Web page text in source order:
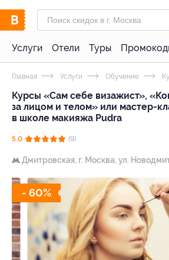
Услуги Отели Туры
Главная Услуги Обучение
Курсы «Сам себе визажист»,
за лицом и телом» или мастер-
в школе макияжа Pudra
5.0 (9)
Дмитровская, г. Москва, ул.
- 60%